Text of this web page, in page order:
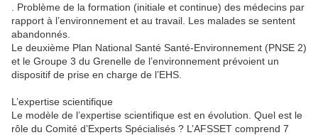
. Problème de la formation (initiale et continue) des médecins par
rapport à l’environnement et au travail. Les malades se sentent
abandonnés.
Le deuxième Plan National Santé Santé-Environnement (PNSE 2)
et le Groupe 3 du Grenelle de l’environnement prévoient un
dispositif de prise en charge de l’EHS.
L’expertise scientifique
Le modèle de l’expertise scientifique est en évolution. Quel est le
rôle du Comité d’Experts Spécialisés ? L’AFSSET comprend 7